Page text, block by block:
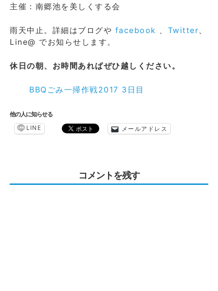
主催：南郷池を美しくする会
雨天中止。詳細はブログや facebook 、 Twitter、
Line@ でお知らせします。
休日の朝、お時間あればぜひ越しください。
BBQごみ一掃作戦2017 3日目
他の人に知らせる
LINE メールアドレス
コメントを残す